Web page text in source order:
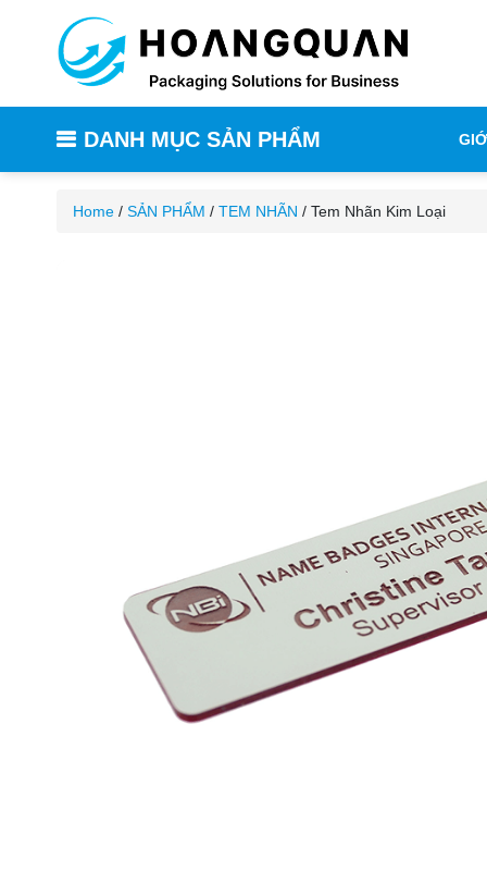
DANH MỤC SẢN PHẨM
Home / SẢN PHẨM / TEM NHÃN / Tem Nhãn Kim Loại